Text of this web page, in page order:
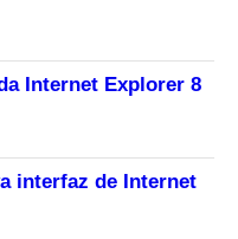
Internet Explorer 8
interfaz de Internet